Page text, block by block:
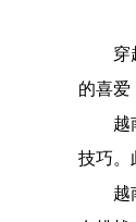
穿
的喜爱
越
技巧。
越